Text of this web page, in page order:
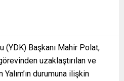
(YDK) Başkanı Mahir Polat,
uzaklaştırılan ve
durumuna ilişkin